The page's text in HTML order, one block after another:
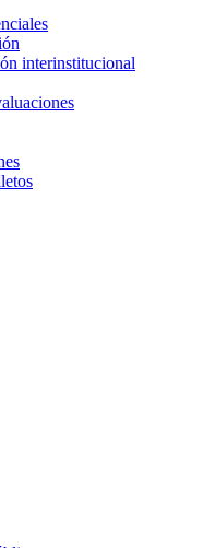
interinstitucional